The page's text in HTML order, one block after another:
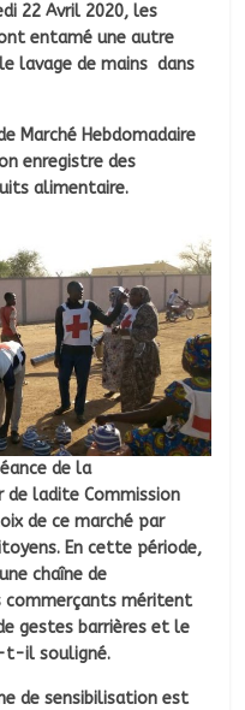
22 Avril 2020, les
entamé une autre
lavage de mains dans
Marché Hebdomadaire
enregistre des
alimentaire.
de la
de ladite Commission
de ce marché par
En cette période,
chaîne de
commerçants méritent
gestes barrières et le
t-il souligné.
de sensibilisation est